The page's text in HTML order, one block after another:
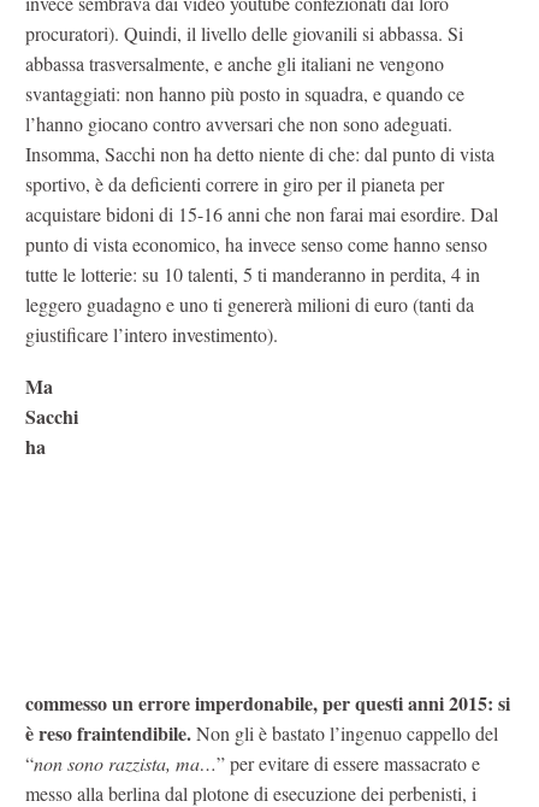
procuratori). Quindi, il livello delle giovanili si abbassa. Si
abbassa trasversalmente, e anche gli italiani ne vengono
svantaggiati: non hanno più posto in squadra, e quando ce
l’hanno giocano contro avversari che non sono adeguati.
Insomma, Sacchi non ha detto niente di che: dal punto di vista
sportivo, è da deficienti correre in giro per il pianeta per
acquistare bidoni di 15-16 anni che non farai mai esordire. Dal
punto di vista economico, ha invece senso come hanno senso
tutte le lotterie: su 10 talenti, 5 ti manderanno in perdita, 4 in
leggero guadagno e uno ti genererà milioni di euro (tanti da
giustificare l’intero investimento).
Ma
Sacchi
ha
commesso un errore imperdonabile, per questi anni 2015: si
è reso fraintendibile.Non gli è bastato l’ingenuo cappello del
“non sono razzista, ma…” per evitare di essere massacrato e
messo alla berlina dal plotone di esecuzione dei perbenisti, i